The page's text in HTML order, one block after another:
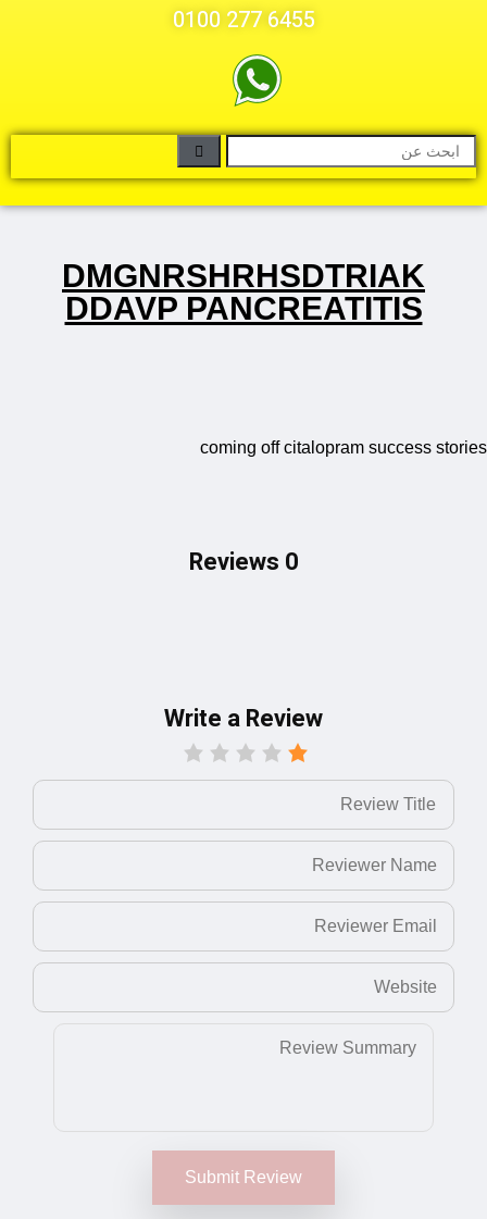
6455 277 0100
DMGNRSHRHSDTRIAK
DDAVP PANCREATITIS
coming off citalopram success stories
0 Reviews
Write a Review
Submit Review